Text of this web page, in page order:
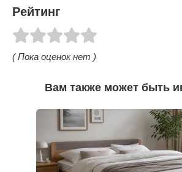
Рейтинг
( Пока оценок нет )
Вам также может быть